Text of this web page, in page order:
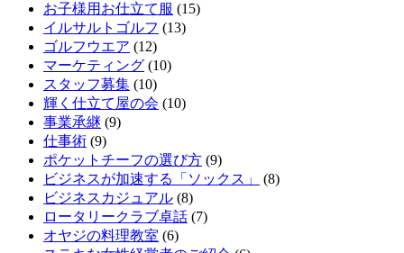
お子様用お仕立て服 (15)
イルサルトゴルフ (13)
ゴルフウエア (12)
マーケティング (10)
スタッフ募集 (10)
輝く仕立て屋の会 (10)
事業承継 (9)
仕事術 (9)
ポケットチーフの選び方 (9)
ビジネスが加速する「ソックス」
(8)
ビジネスカジュアル (8)
ロータリークラブ卓話 (7)
オヤジの料理教室 (6)